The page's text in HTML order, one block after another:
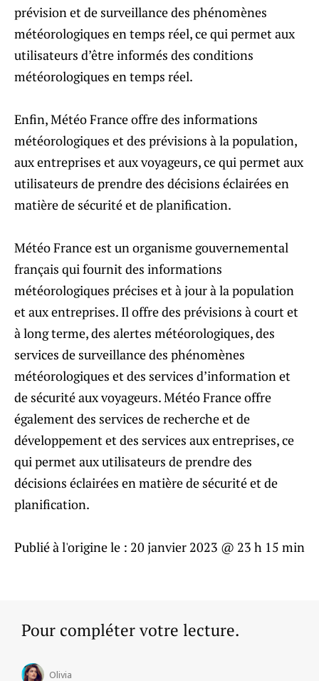
prévision et de surveillance des phénomènes
météorologiques en temps réel, ce qui permet aux
utilisateurs d’être informés des conditions
météorologiques en temps réel.
Enfin, Météo France offre des informations
météorologiques et des prévisions à la population,
aux entreprises et aux voyageurs, ce qui permet aux
utilisateurs de prendre des décisions éclairées en
matière de sécurité et de planification.
Météo France est un organisme gouvernemental
français qui fournit des informations
météorologiques précises et à jour à la population
et aux entreprises. Il offre des prévisions à court et
à long terme, des alertes météorologiques, des
services de surveillance des phénomènes
météorologiques et des services d’information et
de sécurité aux voyageurs. Météo France offre
également des services de recherche et de
développement et des services aux entreprises, ce
qui permet aux utilisateurs de prendre des
décisions éclairées en matière de sécurité et de
planification.
Publié à l'origine le : 20 janvier 2023 @ 23 h 15 min
Pour compléter votre lecture.
Olivia